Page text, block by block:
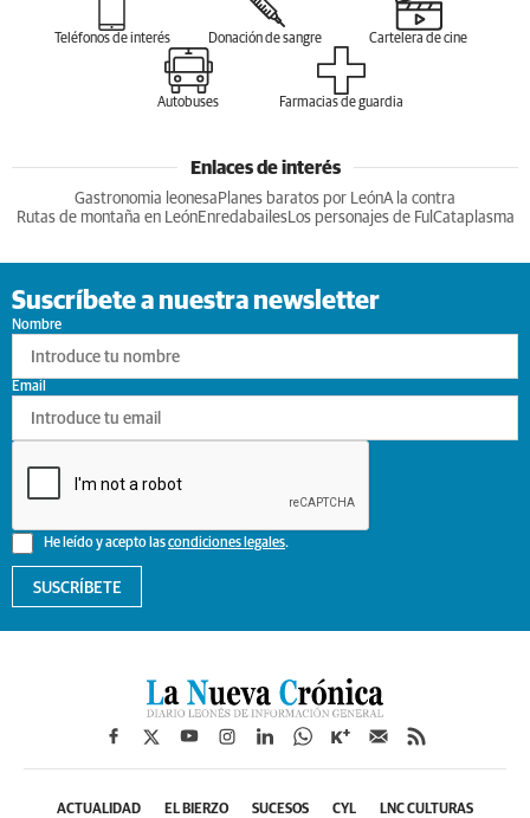
Teléfonos de interés Donación de sangre Cartelera de cine
Autobuses Farmacias de guardia
Enlaces de interés
Gastronomia leonesa Planes baratos por LeónA la contra
Rutas de montaña en LeónEnredabailesLos personajes de Ful Cataplasma
Suscríbete a nuestra newsletter
Nombre
He leído y acepto lascondiciones legales.
Email
SUSCRÍBETE
ACTUALIDAD EL BIERZO SUCESOS CYL LNC CULTURAS